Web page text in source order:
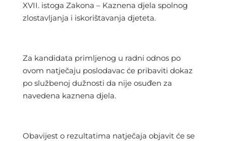
XVII. istoga Zakona – Kaznena djela spolnog
zlostavljanja i iskorištavanja djeteta.
Za kandidata primljenog u radni odnos po
ovom natječaju poslodavac će pribaviti dokaz
po službenoj dužnosti da nije osuđen za
navedena kaznena djela.
Obavijest o rezultatima natječaja objavit će se